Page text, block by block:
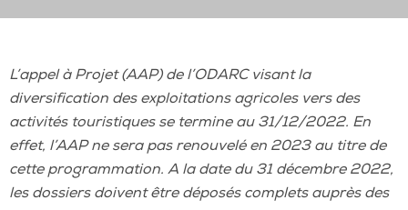
L’appel à Projet (AAP) de l’ODARC visant la
diversification des exploitations agricoles vers des
activités touristiques se termine au 31/12/2022. En
effet, l’AAP ne sera pas renouvelé en 2023 au titre de
cette programmation. A la date du 31 décembre 2022,
les dossiers doivent être déposés complets auprès des